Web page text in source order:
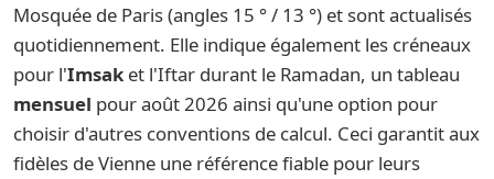
Mosquée de Paris (angles 15 ° / 13 °) et sont actualisés
quotidiennement. Elle indique également les créneaux
pour l'Imsak et l'Iftar durant le Ramadan, un tableau
mensuel pour août 2026 ainsi qu'une option pour
choisir d'autres conventions de calcul. Ceci garantit aux
fidèles de Vienne une référence fiable pour leurs